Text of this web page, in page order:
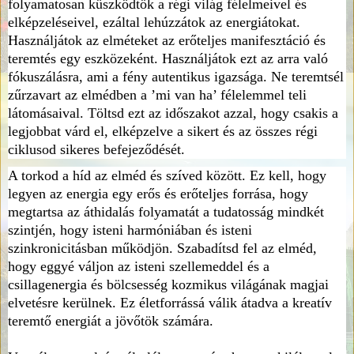
folyamatosan küszködtök a régi világ félelmeivel és
elképzeléseivel, ezáltal lehúzzátok az energiátokat.
Használjátok az elméteket az erőteljes manifesztáció és
teremtés egy eszközeként. Használjátok ezt az arra való
fókuszálásra, ami a fény autentikus igazsága. Ne teremtsél
zűrzavart az elmédben a ’mi van ha’ félelemmel teli
látomásaival. Töltsd ezt az időszakot azzal, hogy csakis a
legjobbat várd el, elképzelve a sikert és az összes régi
ciklusod sikeres befejeződését.
A torkod a híd az elméd és szíved között. Ez kell, hogy
legyen az energia egy erős és erőteljes forrása, hogy
megtartsa az áthidalás folyamatát a tudatosság mindkét
szintjén, hogy isteni harmóniában és isteni
szinkronicitásban működjön. Szabadítsd fel az elméd,
hogy eggyé váljon az isteni szellemeddel és a
csillagenergia és bölcsesség kozmikus világának magjai
elvetésre kerülnek. Ez életforrássá válik átadva a kreatív
teremtő energiát a jövőtök számára.